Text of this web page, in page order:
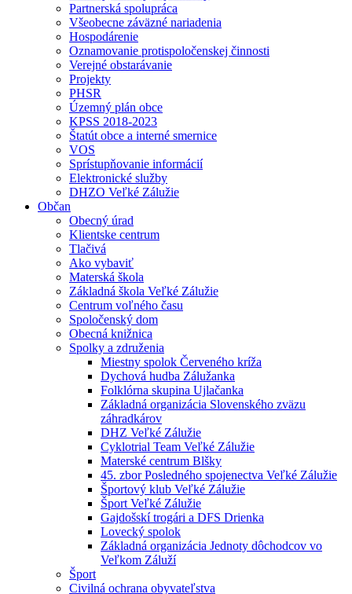
Partnerská spolupráca
Všeobecne záväzné nariadenia
Hospodárenie
Oznamovanie protispoločenskej činnosti
Verejné obstarávanie
Projekty
PHSR
Územný plán obce
KPSS 2018-2023
Štatút obce a interné smernice
VOS
Sprístupňovanie informácií
Elektronické služby
DHZO Veľké Zálužie
Občan
Obecný úrad
Klientske centrum
Tlačivá
Ako vybaviť
Materská škola
Základná škola Veľké Zálužie
Centrum voľného času
Spoločenský dom
Obecná knižnica
Spolky a združenia
Miestny spolok Červeného kríža
Dychová hudba Zálužanka
Folklórna skupina Ujlačanka
Základná organizácia Slovenského zväzu
záhradkárov
DHZ Veľké Zálužie
Cyklotrial Team Veľké Zálužie
Materské centrum Blšky
45. zbor Posledného spojenectva Veľké Zálužie
Športový klub Veľké Zálužie
Šport Veľké Zálužie
Gajdošskí trogári a DFS Drienka
Lovecký spolok
Základná organizácia Jednoty dôchodcov vo
Veľkom Záluží
Šport
Civilná ochrana obyvateľstva